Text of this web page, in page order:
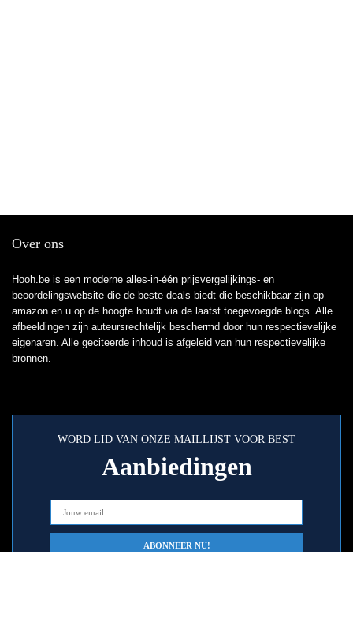
Over ons
Hooh.be is een moderne alles-in-één prijsvergelijkings- en
beoordelingswebsite die de beste deals biedt die beschikbaar zijn op
amazon en u op de hoogte houdt via de laatst toegevoegde blogs. Alle
afbeeldingen zijn auteursrechtelijk beschermd door hun respectievelijke
eigenaren. Alle geciteerde inhoud is afgeleid van hun respectievelijke
bronnen.
WORD LID VAN ONZE MAILLIJST VOOR BEST
Aanbiedingen